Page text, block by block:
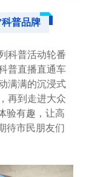
普品牌
科普活动轮番
普直播直通车
满满的沉浸式
再到走进大众
验有趣，让高
待市民朋友们